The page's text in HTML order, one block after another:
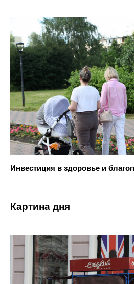
Инвестиция в здоровье и
Картина дня